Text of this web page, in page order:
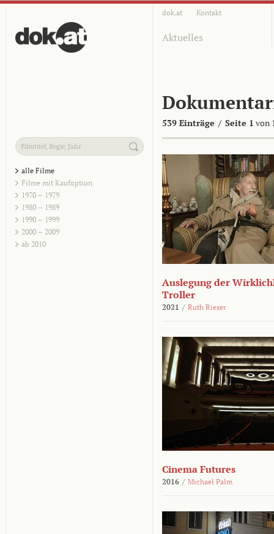
dok.at Kontakt
Aktuelles
539 Einträge / Seite 1 von
alle Filme
Filme mit Kaufoption
1970 – 1979
1980 – 1989
1990 – 1999
2000 – 2009
ab 2010
Auslegung der
Troller
2021 / Ruth Rieser
Cinema Futures
2016 / Michael Palm